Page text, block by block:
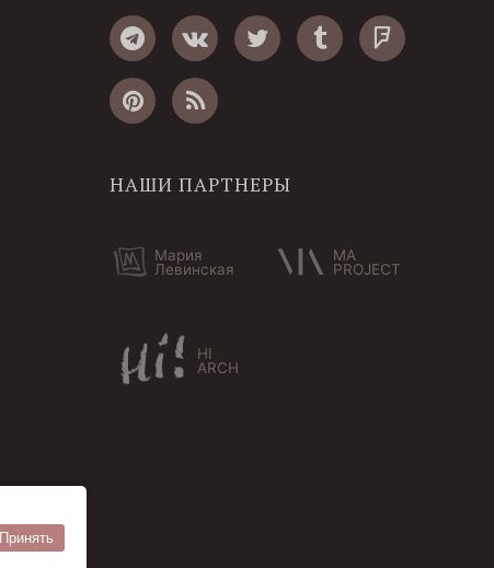
НАШИ ПАРТНЕРЫ
Мария
Левинская
MA
PROJECT
HI
ARCH
Принять